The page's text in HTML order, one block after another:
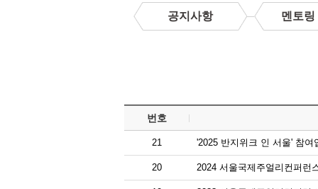
공지사항 멘토링
번호
21 '2025 반지위크 인 서울' 참
20 2024 서울국제주얼리컨퍼런